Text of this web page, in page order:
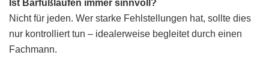
Ist Barfußlaufen immer sinnvoll?
Nicht für jeden. Wer starke Fehlstellungen hat, sollte dies
nur kontrolliert tun – idealerweise begleitet durch einen
Fachmann.